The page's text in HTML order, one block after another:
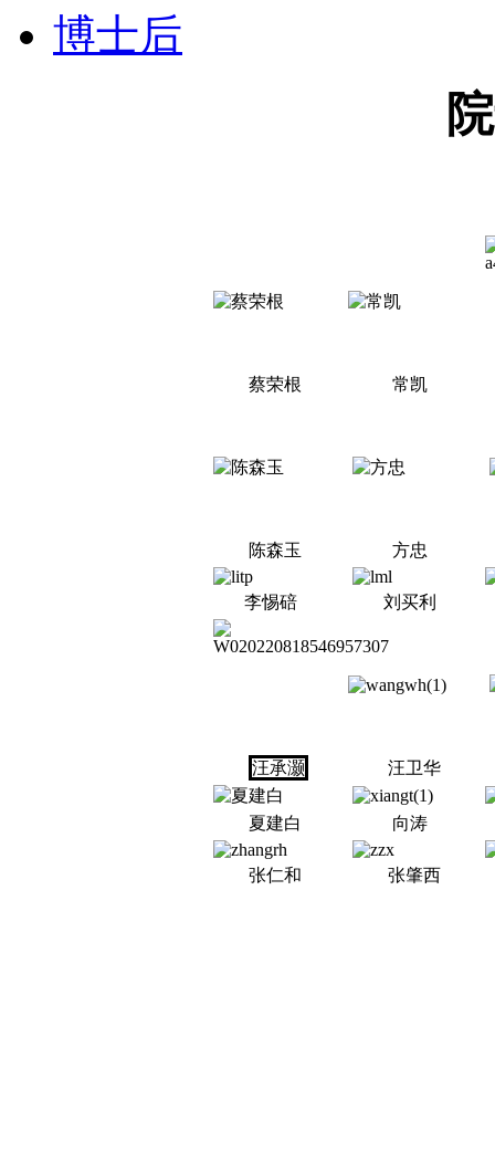
博士后
蔡荣根 常凯
陈森玉 方忠
李惕碚 刘买利
汪承灏 汪卫华
夏建白 向涛
张仁和 张肇西